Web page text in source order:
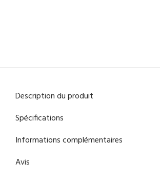
Description du produit
Spécifications
Informations complémentaires
Avis